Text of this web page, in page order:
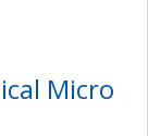
Micro